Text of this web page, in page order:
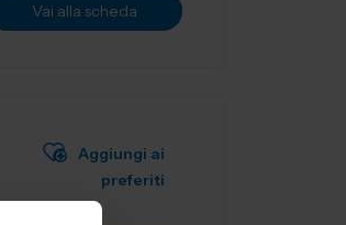
Vai alla scheda
Aggiungi ai
preferiti